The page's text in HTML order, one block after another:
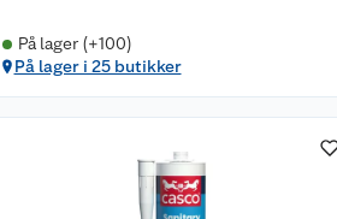
På lager (+100)
På lager i 25 butikker